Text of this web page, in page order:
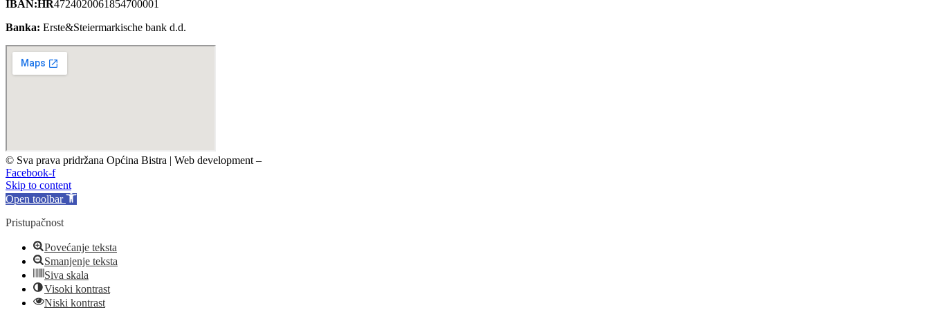
IBAN:HR4724020061854700001
Banka: Erste&Steiermarkische bank d.d.
© Sva prava pridržana Općina Bistra | Web development –
Facebook-f
Skip to content
Open toolbar
Pristupačnost
Povećanje teksta
Smanjenje teksta
Siva skala
Visoki kontrast
Niski kontrast